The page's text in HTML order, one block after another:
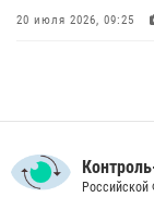
20 июля 2026, 09:25
Праздник «ОдинРоссийской